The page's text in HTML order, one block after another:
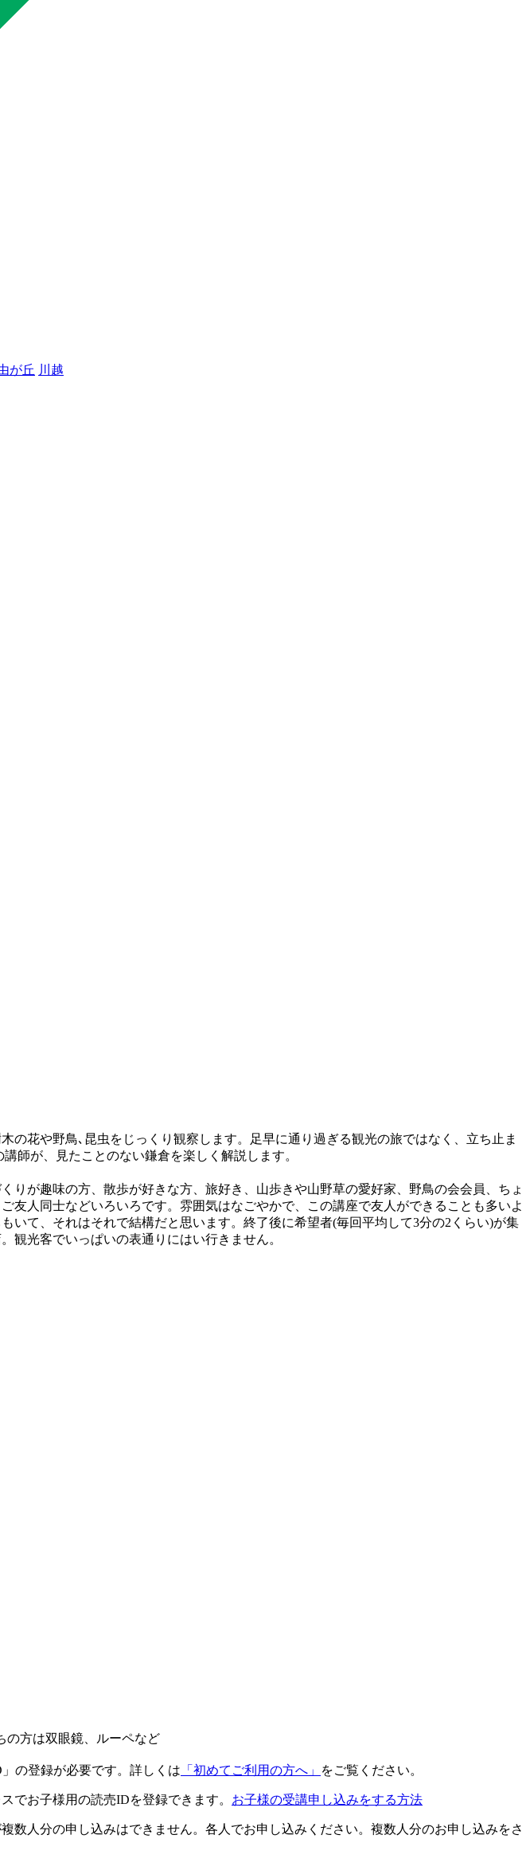
が丘 川越
花や野鳥､昆虫をじっくり観察します。足早に通り過ぎる観光の旅ではなく、立ち止ま
師が、見たことのない鎌倉を楽しく解説します。
が趣味の方、散歩が好きな方、旅好き、山歩きや山野草の愛好家、野鳥の会会員、ちょ
人同士などいろいろです。雰囲気はなごやかで、この講座で友人ができることも多いよ
て、それはそれで結構だと思います。終了後に希望者(毎回平均して3分の2くらい)が集
観光客でいっぱいの表通りにはい行きません。
の方は双眼鏡、ルーペなど
の登録が必要です。詳しくは 「初めてご利用の方へ」 をご覧ください。
でお子様用の読売IDを登録できます。 お子様の受講申し込みをする方法
人分の申し込みはできません。各人でお申し込みください。複数人分のお申し込みをさ